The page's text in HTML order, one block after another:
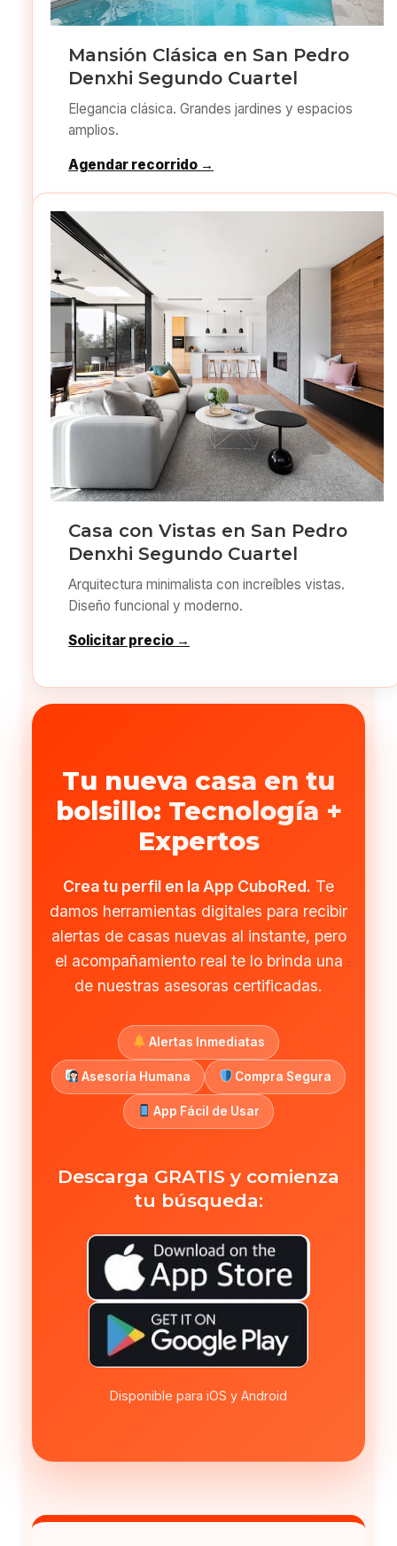
Mansión Clásica en San Pedro
Denxhi Segundo Cuartel
Elegancia clásica. Grandes jardines y espacios
amplios.
Agendar recorrido →
Casa con Vistas en San Pedro
Denxhi Segundo Cuartel
Arquitectura minimalista con increíbles vistas.
Diseño funcional y moderno.
Solicitar precio →
Tu nueva casa en tu
bolsillo: Tecnología +
Expertos
Crea tu perfil en la App CuboRed. Te
damos herramientas digitales para recibir
alertas de casas nuevas al instante, pero
el acompañamiento real te lo brinda una
de nuestras asesoras certificadas.
Alertas Inmediatas
Asesoría Humana Compra Segura
App Fácil de Usar
Descarga GRATIS y comienza
tu búsqueda:
Disponible para iOS y Android